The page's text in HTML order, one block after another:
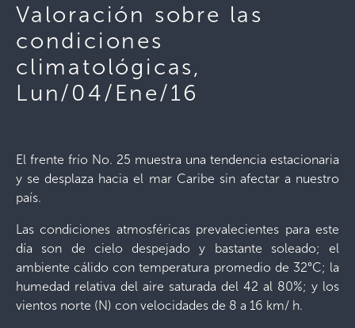
Valoración sobre las
condiciones
climatológicas,
Lun/04/Ene/16
El frente frío No. 25 muestra una tendencia estacionaria
y se desplaza hacia el mar Caribe sin afectar a nuestro
país.
Las condiciones atmosféricas prevalecientes para este
día son de cielo despejado y bastante soleado; el
ambiente cálido con temperatura promedio de 32°C; la
humedad relativa del aire saturada del 42 al 80%; y los
vientos norte (N) con velocidades de 8 a 16 km/ h.